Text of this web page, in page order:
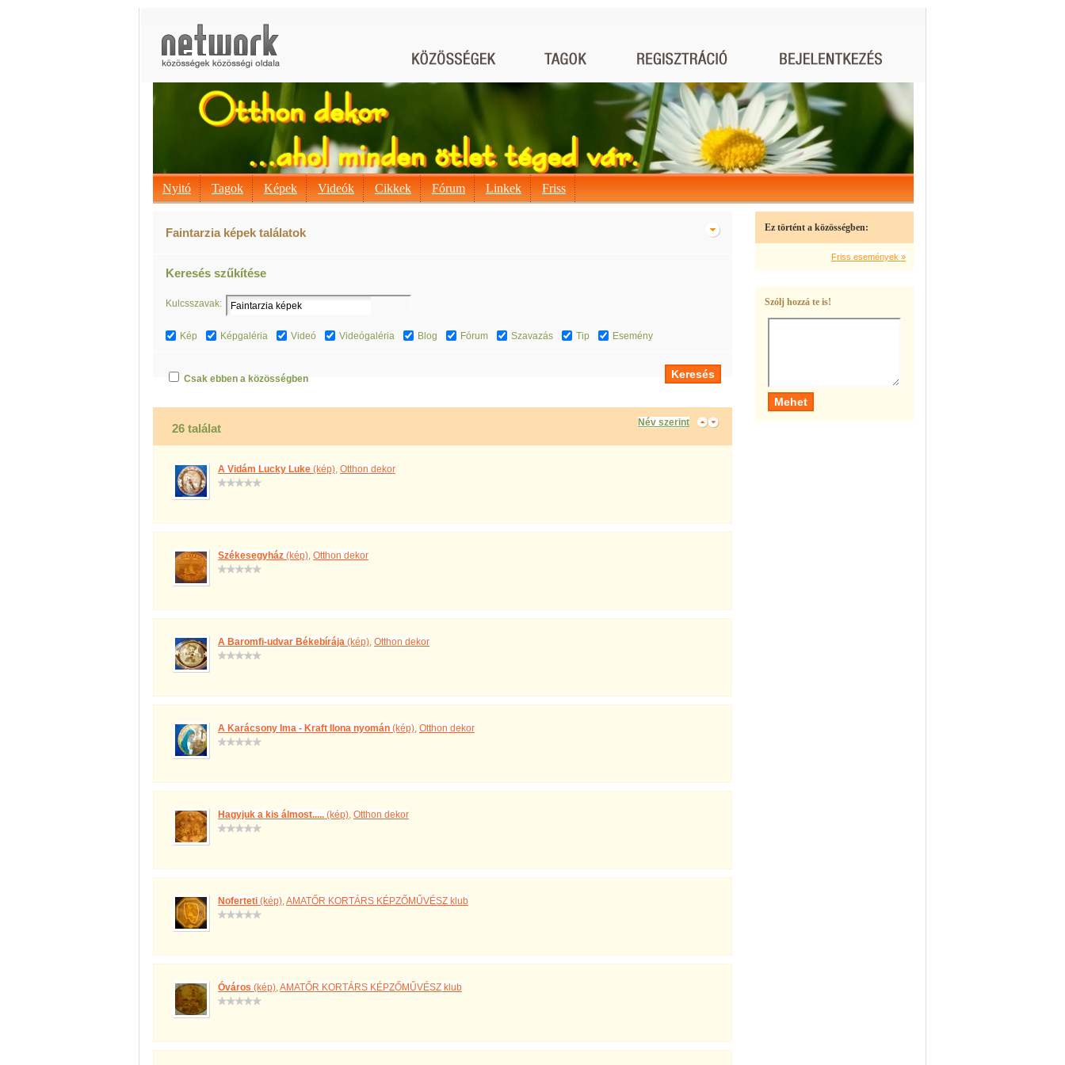
Nyitó Tagok Képek Videók Cikkek Fórum Linkek Friss
Faintarzia képek találatok
Keresés szűkítése
Kulcsszavak:
Kép Képgaléria Videó Videógaléria Blog Fórum Szavazás Tip Esemény
Csak ebben a közösségben
26 találat Név szerint
A Vidám Lucky Luke (kép), Otthon dekor
Székesegyház (kép), Otthon dekor
A Baromfi-udvar Békebírája (kép), Otthon dekor
A Karácsony Ima - Kraft Ilona nyomán (kép), Otthon dekor
Hagyjuk a kis álmost..... (kép), Otthon dekor
Noferteti (kép),AMATŐR KORTÁRS KÉPZŐMŰVÉSZ klub
Óváros (kép),AMATŐR KORTÁRS KÉPZŐMŰVÉSZ klub
Ez történt a közösségben:
Friss események »
Szólj hozzá te is!